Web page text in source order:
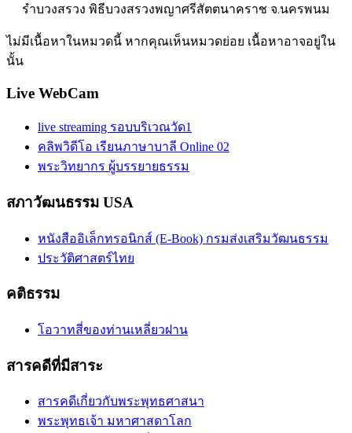
รำบวงสรวง พิธีบวงสรวงพญาศรีสัตตนาคราช จ.นครพนม
ไม่มีเนื้อหาในหมวดนี้ หากคุณเห็นหมวดย่อย เนื้อหาอาจอยู่ใน
นั้น
Live WebCam
live streaming รอบบริเวณวัด1
คลิพวิดีโอ เรียนภาษาบาลี Online 02
พระวิทยากร ผู้บรรยายธรรม
สภาวัฒนธรรม USA
หนังสืออิเล็กทรอนิกส์ (E-Book) กรมส่งเสริมวัฒนธรรม
ประวัติศาสตร์ไทย
คติธรรม
โอวาทสี่ของท่านเหลี่ยวฝาน
สารคดีที่มีสาระ
สารคดีเกี่ยวกับพระพุทธศาสนา
พระพุทธเจ้า มหาศาสดาโลก